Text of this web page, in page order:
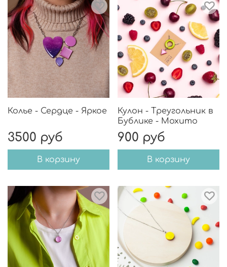
Колье - Сердце - Яркое
3500 руб
В корзину
Кулон - Треугольник в
Бублике - Мохито
900 руб
В корзину